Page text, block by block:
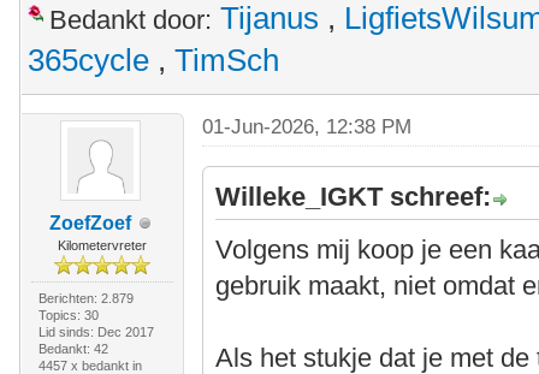
Bedankt door: Tijanus ,
365cycle , TimSch
ZoefZoef
Kilometervreter
Berichten: 2.879
Topics: 30
Lid sinds: Dec 2017
Bedankt: 42
4457 x bedankt in
01-Jun-2026, 12:38 PM
Willeke_IGKT schreef:
Volgens mij koop je een
gebruik maakt, niet omdat
Als het stukje dat je met